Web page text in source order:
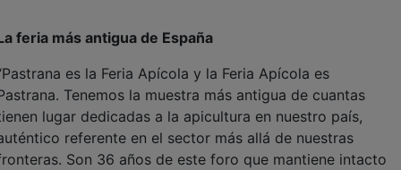
Tenemos la muestra más antigua de cuantas
lugar dedicadas a la apicultura en nuestro país,
referente en el sector más allá de nuestras
Son 36 años de este foro que mantiene intacto